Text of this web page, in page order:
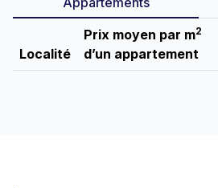
Localité
Prix moyen par m2
d’un appartement